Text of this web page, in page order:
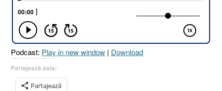
2.42
Podcast: Play in new window | Download
Partajează asta:
Partajează